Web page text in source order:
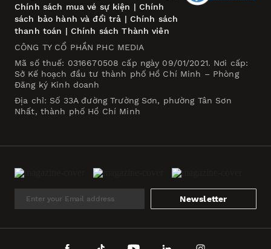
Chính sách mua vé sự kiện | Chính
sách bảo hành và đổi trả | Chính sách
thanh toán | Chính sách Thành viên
CÔNG TY CỔ PHẦN PHC MEDIA
Mã số thuế: 0316670508 cấp ngày 09/01/2021. Nơi cấp:
Sở Kế hoạch đầu tư thành phố Hồ Chí Minh – Phòng
Đăng ký Kinh doanh
Địa chỉ: Số 33A đường Trường Sơn, phường Tân Sơn
Nhất, thành phố Hồ Chí Minh
Newsletter